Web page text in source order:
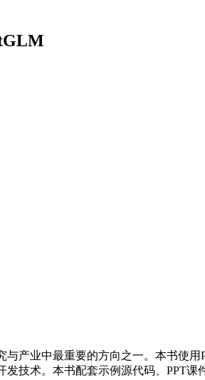
产业中最重要的方向之一。本书使
技术。本书配套示例源代码、PPT课